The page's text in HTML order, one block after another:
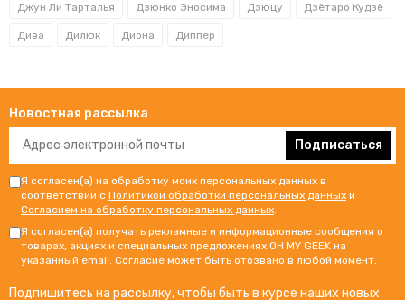
Джун Ли Тарталья Дзюнко Эносима Дзюцу Дзётаро Кудзё
Дива Дилюк Диона Диппер
Новостная рассылка
Подписаться
Я согласен(а) на обработку моих персональных данных в
соответствии с Политикой обработки персональных данных и
Согласием на обработку персональных данных.
Я согласен(а) получать рекламные и информационные сообщения о
товарах, акциях и специальных предложениях OH MY GEEK на
указанный email. Согласие может быть отозвано в любой момент.
Подпишитесь на рассылку, чтобы быть в курсе наших новых